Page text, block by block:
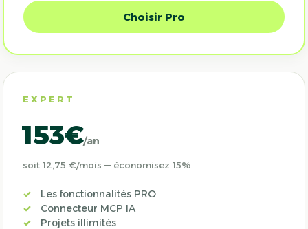
Choisir Pro
EXPERT
153€/an
soit 12,75 €/mois — économisez 15%
Les fonctionnalités PRO
Connecteur MCP IA
Projets illimités